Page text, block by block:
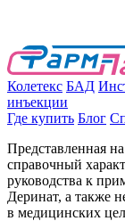
Колетекс БАД
инъекции
Где купить Блог
Представленная
справочный
руководства к
Деринат, а также
в медицинских